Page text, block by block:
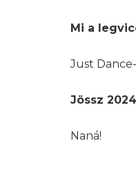
Mi a
Just
Jössz
Naná!